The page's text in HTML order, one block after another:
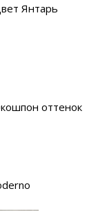
Янтарь
оттенок